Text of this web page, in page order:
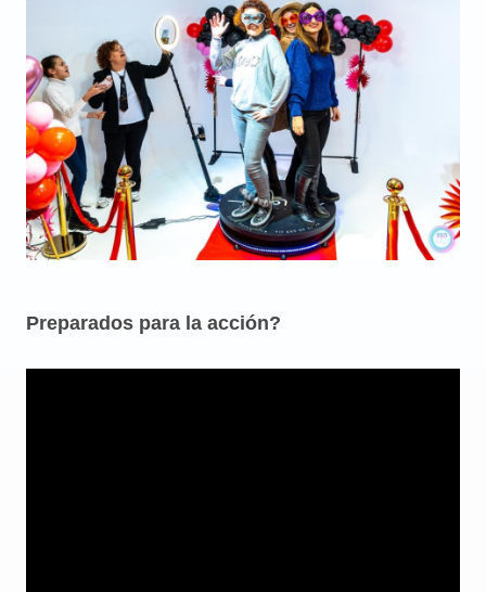
Preparados para la acción?